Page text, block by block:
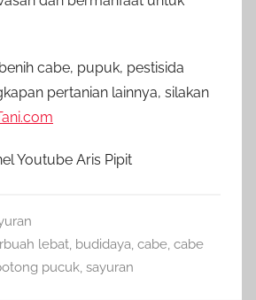
cabe, pupuk, pestisida
pertanian lainnya, silakan
Youtube Aris Pipit
lebat, budidaya, cabe, cabe
pucuk, sayuran